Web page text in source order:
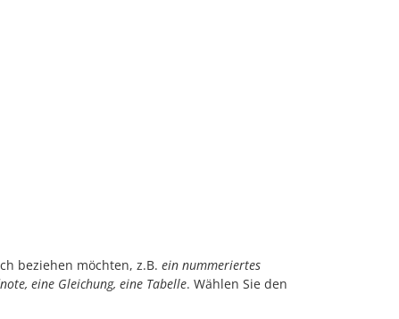
beziehen möchten, z.B. ein nummeriertes
eine Gleichung, eine Tabelle. Wählen Sie den